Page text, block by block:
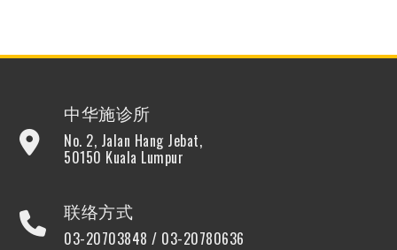
中华施诊所
No. 2, Jalan Hang Jebat,
50150 Kuala Lumpur
联络方式
03-20703848 / 03-20780636